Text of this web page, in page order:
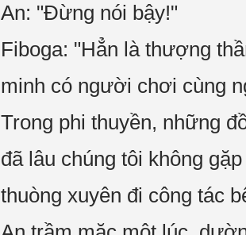
An: "Đừng nói bậy!"
Fiboga: "Hẳn là thượng
minh có người chơi cùng
Trong phi thuyền, những
đã lâu chúng tôi không
thuòng xuyên đi công tác